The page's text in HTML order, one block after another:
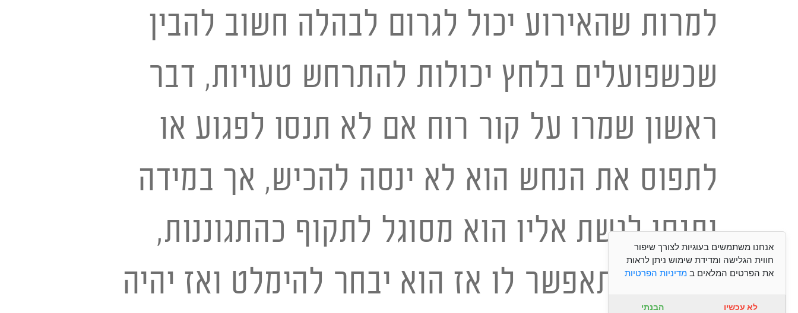
למרות שהאירוע יכול לגרום לבהלה חשוב להבין
שכשפועלים בלחץ יכולות להתרחש טעויות, דבר
ראשון שמרו על קור רוח אם לא תנסו לפגוע או
לתפוס את הנחש הוא לא ינסה להכיש, אך במידה
ותנסו לגשת אליו הוא מסוגל לתקוף כהתגוננות,
במידה ויתאפשר לו אז הוא יבחר להימלט ואז יהיה
אנחנו משתמשים בעוגיות לצורך שיפור
חווית הגלישה ומדידת שימוש ניתן לראות
את הפרטים המלאים ב מדיניות הפרטיות
לא עכשיו הבנתי